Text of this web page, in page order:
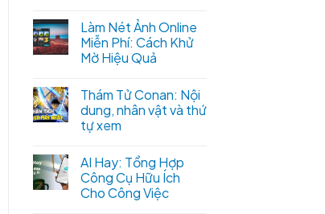
Làm Nét Ảnh Online
Miễn Phí: Cách Khử
Mờ Hiệu Quả
Thám Tử Conan: Nội
dung, nhân vật và thứ
tự xem
AI Hay: Tổng Hợp
Công Cụ Hữu Ích
Cho Công Việc